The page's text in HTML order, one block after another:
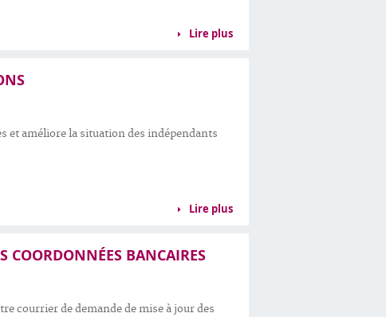
Lire plus
et améliore la situation des indépendants
Lire plus
COORDONNÉES BANCAIRES
courrier de demande de mise à jour des